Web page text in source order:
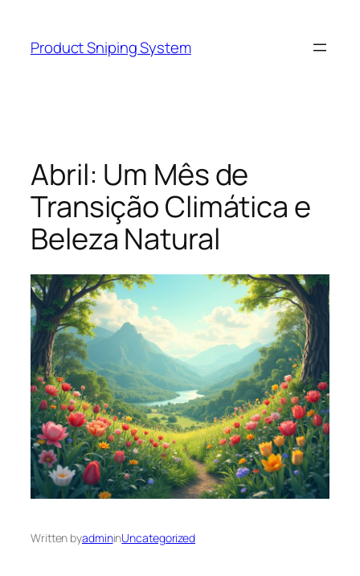
content
Product Sniping System
Abril: Um Mês de
Transição Climática e
Beleza Natural
Written byadmininUncategorized